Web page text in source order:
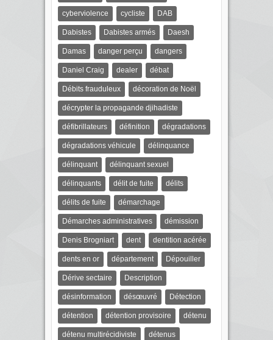
cyberviolence cycliste DAB
Dabistes Dabistes armés Daesh
Damas danger perçu dangers
Daniel Craig dealer débat
Débits frauduleux décoration de Noël
décrypter la propagande djihadiste
défibrillateurs définition dégradations
dégradations véhicule délinquance
délinquant délinquant sexuel
délinquants délit de fuite délits
délits de fuite démarchage
Démarches administratives démission
Denis Brogniart dent dentition acérée
dents en or département Dépouiller
Dérive sectaire Description
désinformation désœuvré Détection
détention détention provisoire détenu
détenu multirécidiviste détenus